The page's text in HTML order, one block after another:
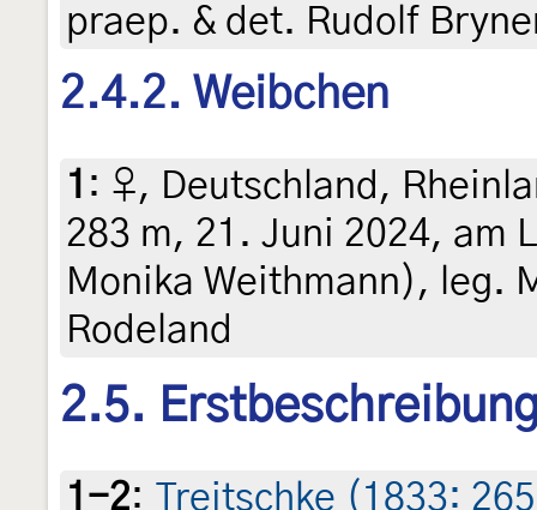
praep. & det. Rudolf
2.4.2. Weibchen
1 : ♀, Deutschland,
283 m, 21. Juni 2024, am
Monika Weithmann), leg.
Rodeland
2.5.
1-2: Treitschke (1833: